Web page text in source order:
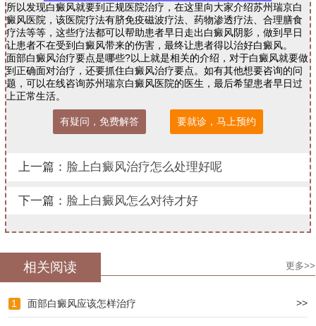
所以发现白癜风就要到正规医院治疗，在这里向大家介绍苏州瑞京白
癜风医院，该医院疗法有脐免疫磁波疗法、药物渗透疗法、合理膳食
疗法等等，这些疗法都可以帮助患者早日走出白癜风阴影，做到早日
让患者不在受到白癜风带来的伤害，最终让患者得以治好白癜风。
面部白癜风治疗要点是哪些?以上就是相关的介绍，对于白癜风就要做
到正确面对治疗，还要抓住白癜风治疗要点。如有其他想要咨询的问
题，可以在线咨询苏州瑞京白癜风医院的医生，最后希望患者早日过
上正常生活。
有疑问，免费解答 要就诊，马上预约
上一篇： 脸上白癜风治疗怎么处理好呢
下一篇： 脸上白癜风怎么对待才好
相关阅读 更多>>
1 面部白癜风应该怎样治疗 >>